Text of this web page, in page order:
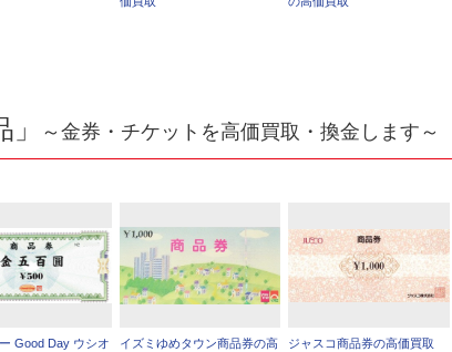
～金券・チケットを高価買取・換金します～
Good Day ウシオ
イズミゆめタウン商品券の高
ジャスコ商品券の高価買取